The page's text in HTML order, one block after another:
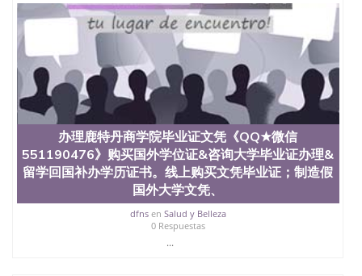
合性大学，每年有来自世界各地的成百上千的海外学
生前往求学。 至今，这是一所在世界上享有学术地
位、声誉、实习机会和影响力的高等教育机构，并获
誉为美国本科教育质量的核心代表。其计算机系与会
计系更是在当今美国大学教学排名中表现优异。其毕
业生大多可以在其所处地域的世界硅谷中心得到工作
机会。许多硅谷公司甚至在学生大三和大四的学期提
供许多相应科系的实习机会。无论是加州大学系统
(UC)，还是加州州立大学系统(CSU), 圣何塞州立大学
都占据着加州所有大学中的地理位置。 圣何塞州立大
学座落于硅谷(Silicon Valley), 于附近的旧金山-圣何塞
地区为全美的重要科技中心。约有学生三万人，超过
134种学士学科和65个硕士学科，并有来自世界60余
国的学生来此就读。其有名的科系如计算机科学，电
子工程学，工商管理学，艺术设计，和航空学等，深
办理鹿特丹商学院毕业证文凭《QQ★微信
551190476》购买国外学位证&咨询大学毕业证办理&
留学回国补办学历证书。线上购买文凭毕业证；制造假
国外大学文凭、
dfnsen Salud y Belleza
0 Respuestas
...